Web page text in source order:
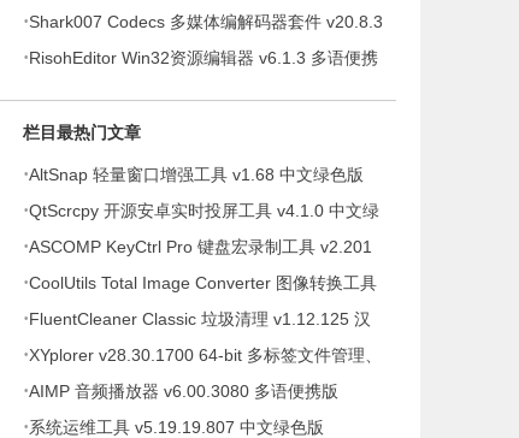
·Shark007 Codecs 多媒体编解码器套件 v20.8.3
绿色版
·RisohEditor Win32资源编辑器 v6.1.3 多语便携
栏目最热门文章
·AltSnap 轻量窗口增强工具 v1.68 中文绿色版
·QtScrcpy 开源安卓实时投屏工具 v4.1.0 中文绿
色版
·ASCOMP KeyCtrl Pro 键盘宏录制工具 v2.201
便携版
·CoolUtils Total Image Converter 图像转换工具
v8.5.0.332 多语便携版
·FluentCleaner Classic 垃圾清理 v1.12.125 汉
化绿色版
·XYplorer v28.30.1700 64-bit 多标签文件管理、
增强资源管理器，中文绿色便携版
·AIMP 音频播放器 v6.00.3080 多语便携版
·系统运维工具 v5.19.19.807 中文绿色版